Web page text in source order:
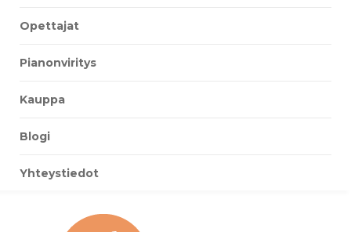
Opettajat
Pianonviritys
Kauppa
Blogi
Yhteystiedot